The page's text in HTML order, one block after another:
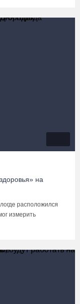
на
расположился
измерить